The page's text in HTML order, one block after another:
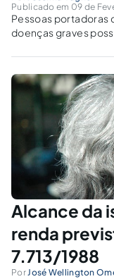
Publicado em 09 de
Pessoas portadoras
doenças graves
qualidade de vida a
forma, portadores
também possuem
tributárias.
Alcance da
renda
7.713/1988
PorJosé Wellington